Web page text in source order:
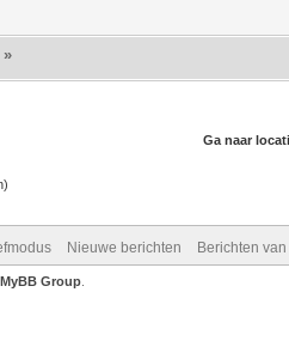
»
Ga naar
Nieuwe berichten Berichten
MyBB Group